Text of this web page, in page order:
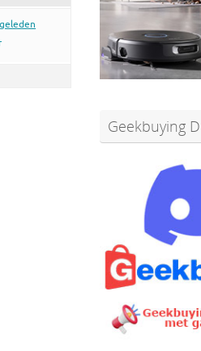
Geekbuying